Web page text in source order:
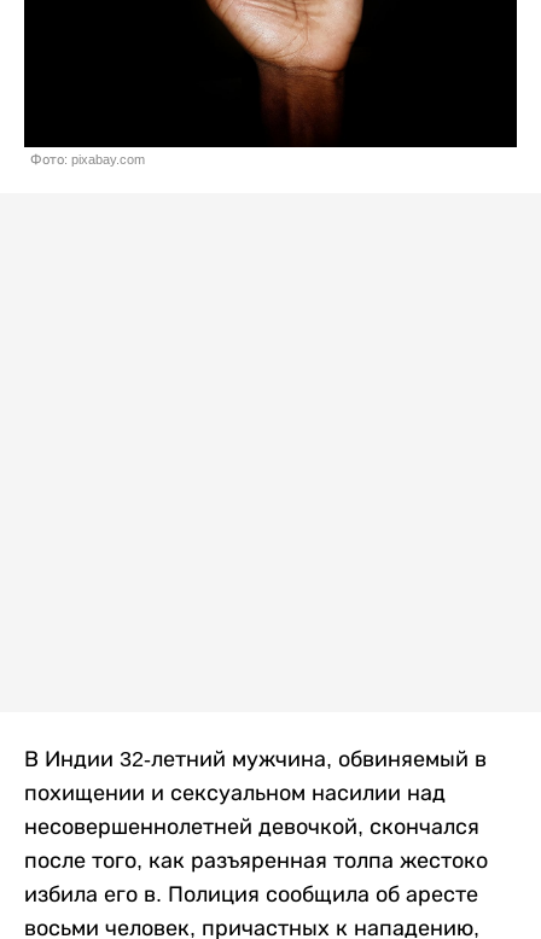
Фото: pixabay.com
В Индии 32-летний мужчина, обвиняемый в
похищении и сексуальном насилии над
несовершеннолетней девочкой, скончался
после того, как разъяренная толпа жестоко
избила его в. Полиция сообщила об аресте
восьми человек, причастных к нападению,